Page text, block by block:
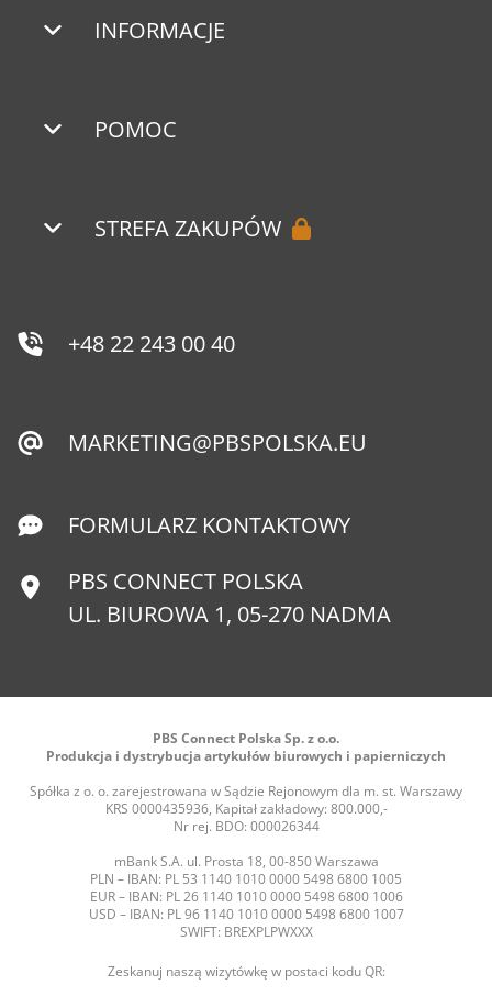
INFORMACJE
POMOC
STREFA ZAKUPÓW
+48 22 243 00 40
MARKETING@PBSPOLSKA.EU
FORMULARZ KONTAKTOWY
PBS CONNECT POLSKA
UL. BIUROWA 1, 05-270 NADMA
PBS Connect Polska Sp. z o.o.
Produkcja i dystrybucja artykułów biurowych i papierniczych
Spółka z o. o. zarejestrowana w Sądzie Rejonowym dla m. st. Warszawy
KRS 0000435936, Kapitał zakładowy: 800.000,-
Nr rej. BDO: 000026344
mBank S.A. ul. Prosta 18, 00-850 Warszawa
PLN – IBAN: PL 53 1140 1010 0000 5498 6800 1005
EUR – IBAN: PL 26 1140 1010 0000 5498 6800 1006
USD – IBAN: PL 96 1140 1010 0000 5498 6800 1007
SWIFT: BREXPLPWXXX
Zeskanuj naszą wizytówkę w postaci kodu QR: